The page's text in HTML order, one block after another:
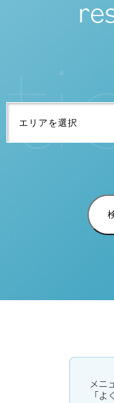
ti
メニ
「